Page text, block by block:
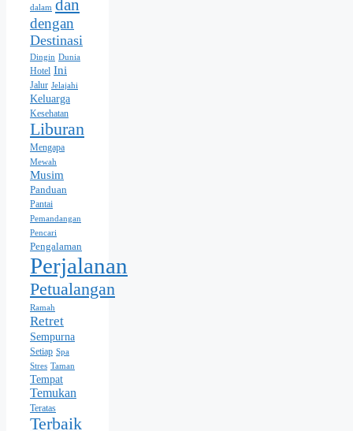
dalam dan
dengan
Destinasi
Dingin Dunia
Hotel Ini
Jalur Jelajahi
Keluarga
Kesehatan
Liburan
Mengapa
Mewah
Musim
Panduan
Pantai
Pemandangan
Pencari
Pengalaman
Perjalanan
Petualangan
Ramah
Retret
Sempurna
Setiap Spa
Stres Taman
Tempat
Temukan
Teratas
Terbaik